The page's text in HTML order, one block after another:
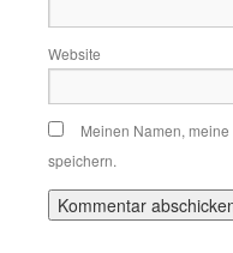
Website
Meinen Namen,
speichern.